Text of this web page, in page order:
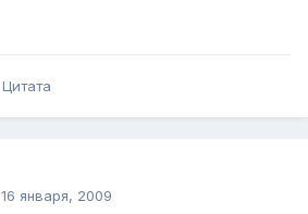
Цитата
16 января, 2009